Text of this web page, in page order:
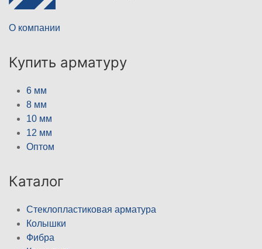
О компании
Купить арматуру
6 мм
8 мм
10 мм
12 мм
Оптом
Каталог
Стеклопластиковая арматура
Колышки
Фибра